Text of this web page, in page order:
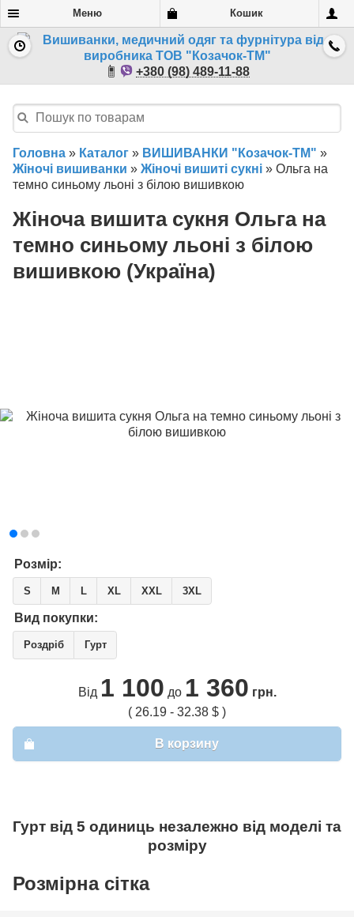
Меню Кошик
+380 (98) 489-11-88
Головна » Каталог » ВИШИВАНКИ "Козачок-ТМ" »
Жіночі вишиванки » Жіночі вишиті сукні » Ольга на
темно синьому льоні з білою вишивкою
Жіноча вишита сукня Ольга на
темно синьому льоні з білою
вишивкою (Україна)
Розмір:
S M L XL XXL 3XL
Вид покупки:
Роздріб Гурт
Від 1 100 до 1 360 грн.
( 26.19 - 32.38 $ )
В корзину
Гурт від 5 одиниць незалежно від моделі та
розміру
Розмірна сітка